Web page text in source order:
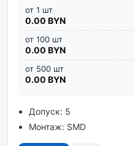
от 1 шт
0.00 BYN
от 100 шт
0.00 BYN
от 500 шт
0.00 BYN
Допуск: 5
Монтаж: SMD